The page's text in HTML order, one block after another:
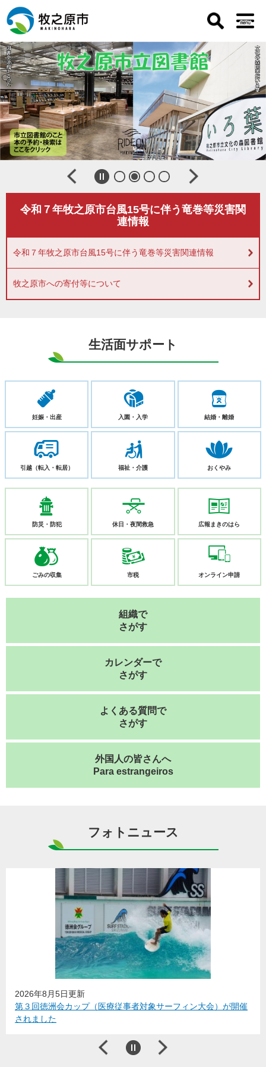
ー
の
先
頭
で
す
。
ニ
ー
を
飛
ば
し
て
本
文
へ
本
文
令和７年牧之原市台風15号に伴う竜巻等災害関
連情報
令和７年牧之原市台風15号に伴う竜巻等災害関連情報
牧之原市への寄付等について
生活面サポート
妊娠・ 出産 入園・ 入学 結婚・離婚
引越（転入・転居） 福祉・ 介護 おくやみ
防災・ 防犯 休日・ 夜間救急 広報まきのはら
ごみの収集 市税 オンライン申請
組織で
さがす
カレンダーで
さがす
よくある質問で
さがす
外国人の皆さんへ
Para estrangeiros
フォトニュース
2026年8月5日更新
第３回徳洲会カップ（医療従事者対象サーフィン大会）が開催
されました